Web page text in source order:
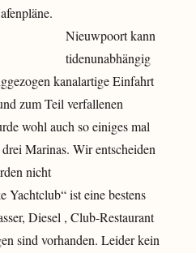
Nieuwpoort kann
tidenunabhängig
kanalartige Einfahrt
zum Teil verfallenen
wohl auch so einiges mal
Marinas. Wir entscheiden
nicht
Yachtclub“ ist eine bestens
Diesel , Club-Restaurant
sind vorhanden. Leider kein